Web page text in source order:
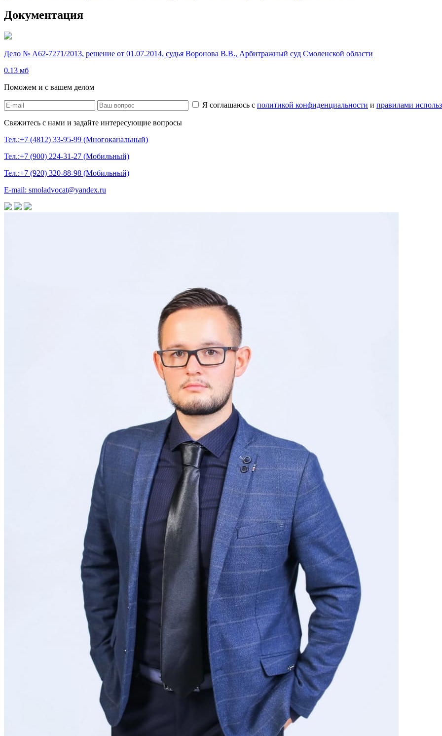
Документация
Дело № А62-7271/2013, решение от 01.07.2014, судья Воронова В.В., Арбитражный суд Смоленской области
0.13 мб
Поможем и с вашем делом
Я соглашаюсь с политикой конфиденциальности и правилами
Свяжитесь с нами и задайте интересующие вопросы
Тел.:+7 (4812) 33-95-99 (Многоканальный)
Тел.:+7 (900) 224-31-27 (Мобильный)
Тел.:+7 (920) 320-88-98 (Мобильный)
E-mail: smoladvocat@yandex.ru